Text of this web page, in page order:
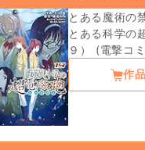
とある魔術の
とある科学の
９） (電撃コ
作